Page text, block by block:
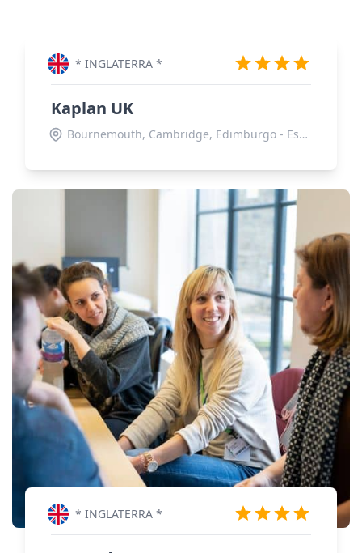
* INGLATERRA *
Kaplan UK
Bournemouth, Cambridge, Edimburgo - Escócia UK, Liverpool, Londres, Manchester, Oxford
* INGLATERRA *